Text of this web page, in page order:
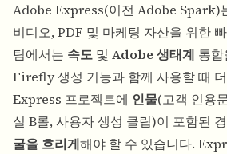
Adobe Express(이전 Adobe Spark)
비디오, PDF 및 마케팅 자산을 위한
팀에서는 속도 및 Adobe 생태계 통
Firefly 생성 기능과 함께 사용할 때
Express 프로젝트에 인물(고객 인용
실 B롤, 사용자 생성 클립)이 포함된
굴을 흐리게해야 할 수 있습니다.